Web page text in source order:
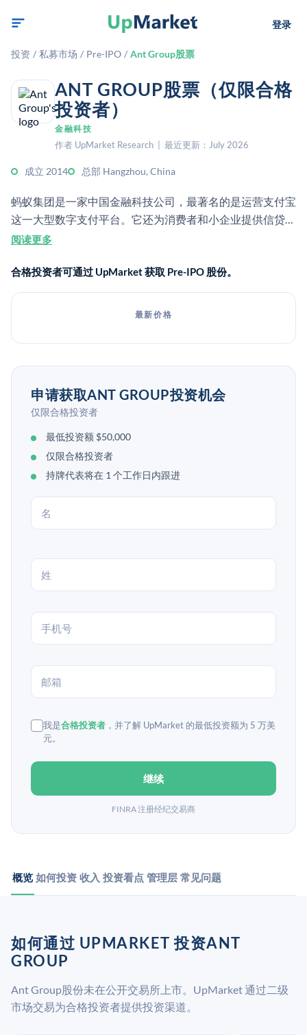
登录
投资 / 私募市场 / Pre-IPO / Ant Group股票
ANT GROUP股票（仅限合格
投资者）
金融科技
作者 UpMarket Research | 最近更新：July 2026
成立 2014 总部 Hangzhou, China
蚂蚁集团是一家中国金融科技公司，最著名的是运营支付宝
这一大型数字支付平台。它还为消费者和小企业提供信贷、
保险和财富管理服务。
阅读更多
合格投资者可通过 UpMarket 获取 Pre-IPO 股份。
最新价格
申请获取ANT GROUP投资机会
仅限合格投资者
最低投资额 $50,000
仅限合格投资者
持牌代表将在 1 个工作日内跟进
我是合格投资者 ，并了解 UpMarket 的最低投资额为 5 万美
元。
继续
FINRA 注册经纪交易商
概览 如何投资 收入 投资看点 管理层 常见问题
如何通过 UPMARKET 投资ANT
GROUP
Ant Group股份未在公开交易所上市。UpMarket 通过二级
市场交易为合格投资者提供投资渠道。